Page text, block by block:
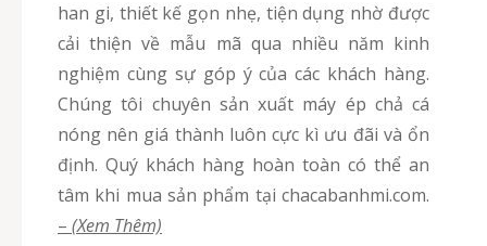
han gi, thiết kế gọn nhẹ, tiện dụng nhờ được
cải thiện về mẫu mã qua nhiều năm kinh
nghiệm cùng sự góp ý của các khách hàng.
Chúng tôi chuyên sản xuất máy ép chả cá
nóng nên giá thành luôn cực kì ưu đãi và ổn
định. Quý khách hàng hoàn toàn có thể an
tâm khi mua sản phẩm tại chacabanhmi.com.
– (Xem Thêm)